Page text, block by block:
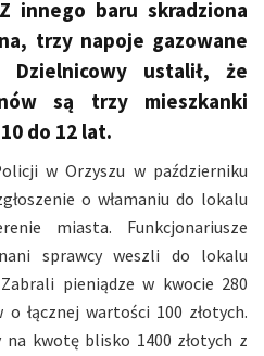
innego baru skradziona
trzy napoje gazowane
ustalił, że
są trzy mieszkanki
do 12 lat.
w Orzyszu w październiku
o włamaniu do lokalu
miasta. Funkcjonariusze
sprawcy weszli do lokalu
pieniądze w kwocie 280
łącznej wartości 100 złotych.
na kwotę blisko 1400 złotych z